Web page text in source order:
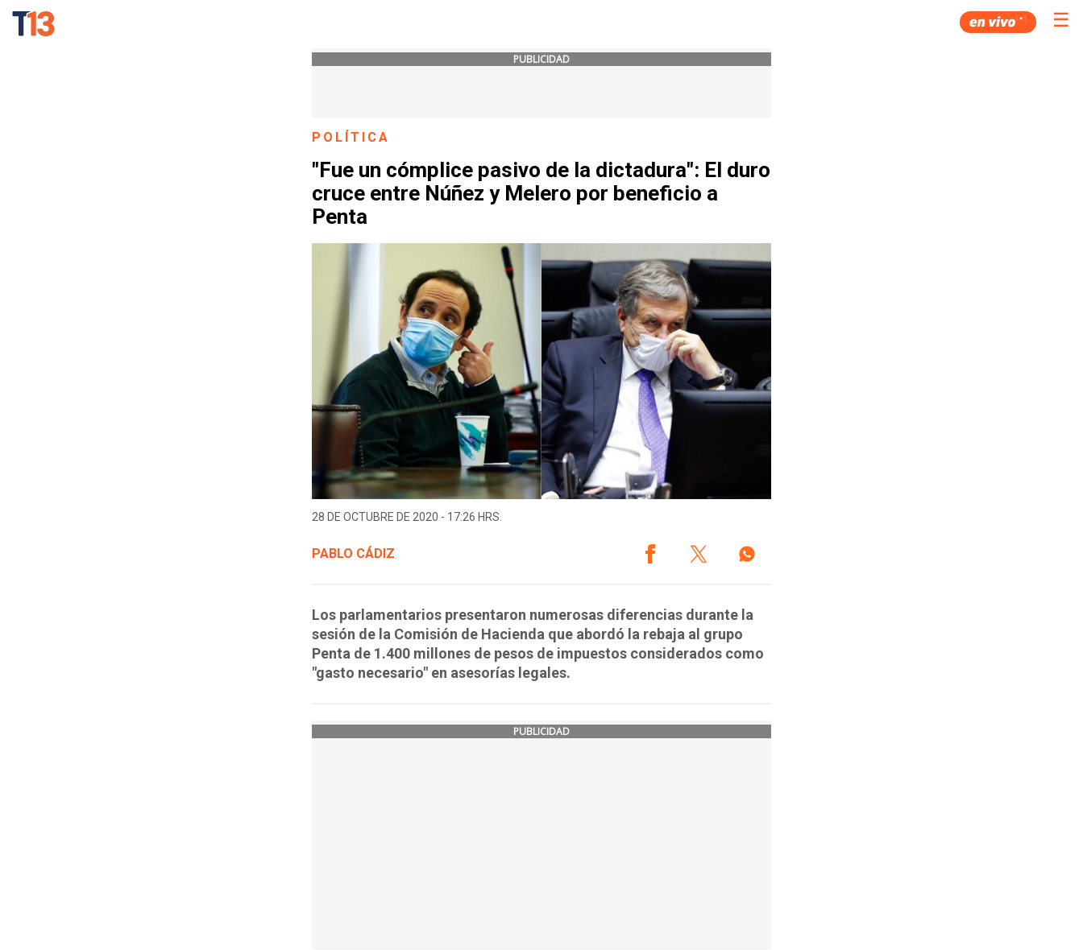
☰
PUBLICIDAD
POLÍTICA
"Fue un cómplice pasivo de la dictadura": El duro
cruce entre Núñez y Melero por beneficio a
Penta
28 DE OCTUBRE DE 2020 - 17:26 HRS.
PABLO CÁDIZ
Los parlamentarios presentaron numerosas diferencias durante la
sesión de la Comisión de Hacienda que abordó la rebaja al grupo
Penta de 1.400 millones de pesos de impuestos considerados como
"gasto necesario" en asesorías legales.
PUBLICIDAD